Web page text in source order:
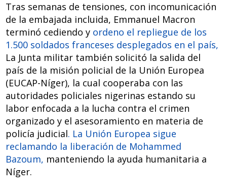
Tras semanas de tensiones, con incomunicación
de la embajada incluida, Emmanuel Macron
terminó cediendo y ordeno el repliegue de los
1.500 soldados franceses desplegados en el país,
La Junta militar también solicitó la salida del
país de la misión policial de la Unión Europea
(EUCAP-Níger), la cual cooperaba con las
autoridades policiales nigerinas estando su
labor enfocada a la lucha contra el crimen
organizado y el asesoramiento en materia de
policía judicial. La Unión Europea sigue
reclamando la liberación de Mohammed
Bazoum, manteniendo la ayuda humanitaria a
Níger.